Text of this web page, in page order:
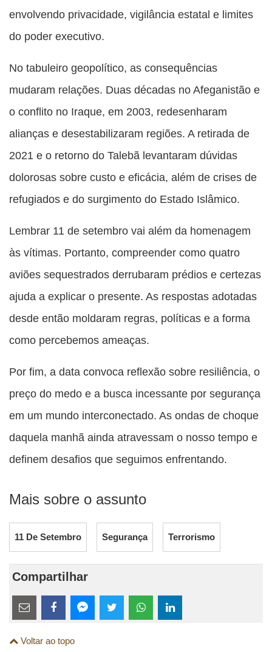
envolvendo privacidade, vigilância estatal e limites
do poder executivo.
No tabuleiro geopolítico, as consequências
mudaram relações. Duas décadas no Afeganistão e
o conflito no Iraque, em 2003, redesenharam
alianças e desestabilizaram regiões. A retirada de
2021 e o retorno do Talebã levantaram dúvidas
dolorosas sobre custo e eficácia, além de crises de
refugiados e do surgimento do Estado Islâmico.
Lembrar 11 de setembro vai além da homenagem
às vítimas. Portanto, compreender como quatro
aviões sequestrados derrubaram prédios e certezas
ajuda a explicar o presente. As respostas adotadas
desde então moldaram regras, políticas e a forma
como percebemos ameaças.
Por fim, a data convoca reflexão sobre resiliência, o
preço do medo e a busca incessante por segurança
em um mundo interconectado. As ondas de choque
daquela manhã ainda atravessam o nosso tempo e
definem desafios que seguimos enfrentando.
Mais sobre o assunto
11 De Setembro Segurança Terrorismo
Compartilhar
Estes
links
são
esta
esta
Voltar ao topo